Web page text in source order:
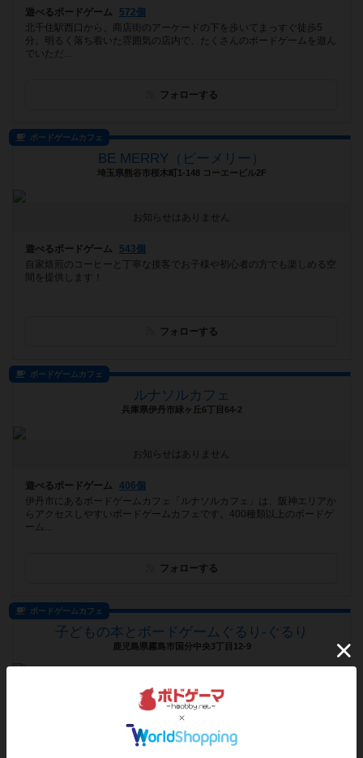
遊べるボードゲーム
572個
北千住駅西口から、商店街のアーケードの下を歩いてまっすぐ徒歩5
分。明るく落ち着いた雰囲気の店内で、たくさんのボードゲームを遊ん
でいただ...
フォローする
ボードゲームカフェ
BE MERRY（ビーメリー）
埼玉県熊谷市桜木町1-148 コーエービル2F
お知らせはありません
遊べるボードゲーム
543個
自家焙煎のコーヒーと丁寧な接客でお子様や初心者の方でも楽しめる空
間を提供します！
フォローする
ボードゲームカフェ
ルナソルカフェ
兵庫県伊丹市緑ヶ丘6丁目64-2
お知らせはありません
遊べるボードゲーム
406個
伊丹市にあるボードゲームカフェ「ルナソルカフェ」は、阪神エリアか
らアクセスしやすいボードゲームカフェです。400種類以上のボードゲ
ーム...
フォローする
ボードゲームカフェ
子どもの本とボードゲームぐるり-ぐるり
鹿児島県霧島市国分中央3丁目12-9
152個
子どもから楽しむことができる絵本の販売とボードゲームを体験できる